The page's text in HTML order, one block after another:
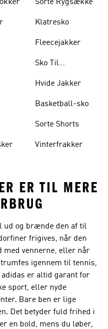
Sorte Rygsække
Klatresko
Fleecejakker
Sko Til
Hvide Jakker
Basketball-sko
Sorte Shorts
Vinterfrakker
ER TIL MERE
ud og brænde den af til
frigives, når den
med vennerne, eller når
igennem til tennis,
er altid garant for
sport, eller nyde
Bare ben er lige
Det betyder fuld frihed i
en bold, mens du løber,